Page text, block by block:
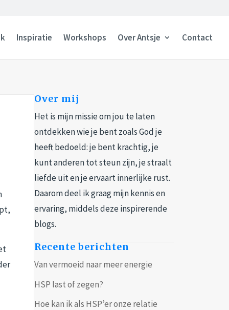
Inspiratie Workshops Over Antsje Contact
Over mij
Het is mijn missie om jou te laten
ontdekken wie je bent zoals God je
heeft bedoeld: je bent krachtig, je
kunt anderen tot steun zijn, je straalt
liefde uit en je ervaart innerlijke rust.
Daarom deel ik graag mijn kennis en
ervaring, middels deze inspirerende
blogs.
Recente berichten
Van vermoeid naar meer energie
HSP last of zegen?
Hoe kan ik als HSP’er onze relatie